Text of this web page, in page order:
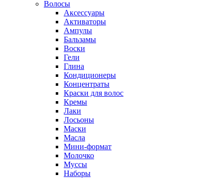
Волосы
Аксессуары
Активаторы
Ампулы
Бальзамы
Воски
Гели
Глина
Кондиционеры
Концентраты
Краски для волос
Кремы
Лаки
Лосьоны
Маски
Масла
Мини-формат
Молочко
Муссы
Наборы